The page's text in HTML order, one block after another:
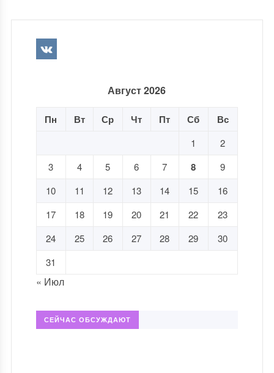
Август 2026
Пн Вт Ср Чт Пт Сб Вс
1
2
3
4 5 6 7 8
9
10
11 12 13 14 15
16
17
18 19 20 21 22
23
24
25 26 27 28 29
30
31
« Июл
СЕЙЧАС ОБСУЖДАЮТ